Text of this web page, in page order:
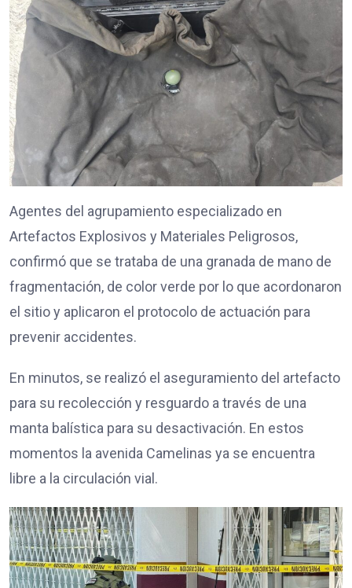
Agentes del agrupamiento especializado en
Artefactos Explosivos y Materiales Peligrosos,
confirmó que se trataba de una granada de mano de
fragmentación, de color verde por lo que acordonaron
el sitio y aplicaron el protocolo de actuación para
prevenir accidentes.
En minutos, se realizó el aseguramiento del artefacto
para su recolección y resguardo a través de una
manta balística para su desactivación. En estos
momentos la avenida Camelinas ya se encuentra
libre a la circulación vial.